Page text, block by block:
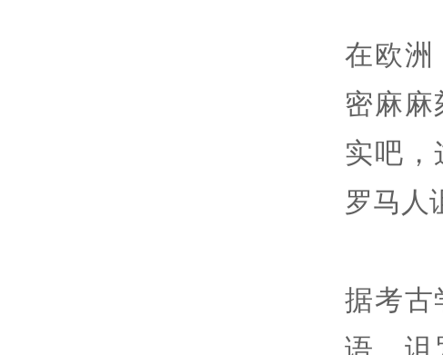
在欧洲
密麻麻
实吧，
罗马人
据考古